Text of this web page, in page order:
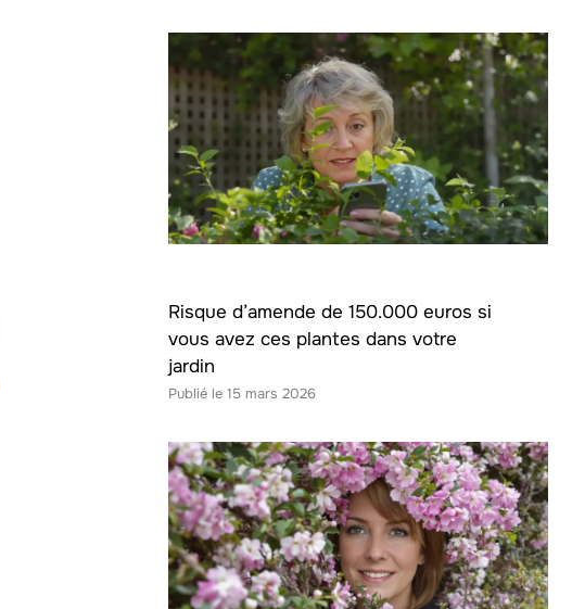
Risque d’amende de 150.000 euros si
vous avez ces plantes dans votre
jardin
15 mars 2026